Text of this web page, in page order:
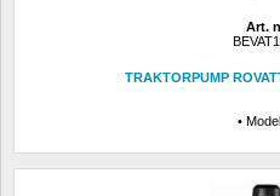
Art.
TRAKTORPUMP
•